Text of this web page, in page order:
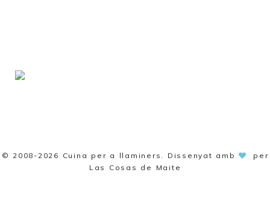
© 2008-2026 Cuina per a llaminers . Dissenyat amb
per
Las Cosas de Maite